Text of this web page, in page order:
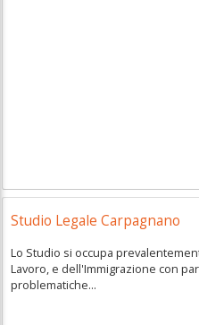
Studio Legale Carpagnano
Lo Studio si occupa
Lavoro, e dell'Immigrazione con
problematiche...